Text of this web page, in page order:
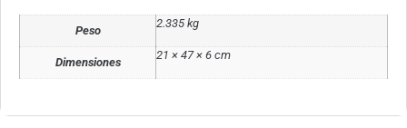
Peso
2.335 kg
Dimensiones
21 × 47 × 6 cm